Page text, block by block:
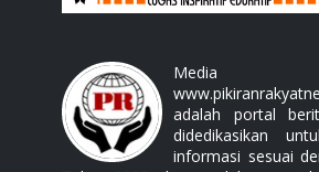
Media
adalah portal
didedikasikan
informasi sesuai